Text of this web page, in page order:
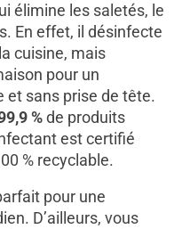
élimine les saletés, le
En effet, il désinfecte
cuisine, mais
pour un
et sans prise de tête.
%de produits
est certifié
% recyclable.
pour une
D’ailleurs, vous